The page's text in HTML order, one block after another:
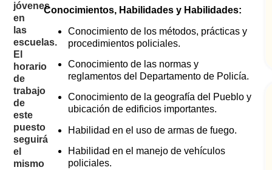
jóvenes
en
las
escuelas.
El
horario
de
trabajo
de
este
puesto
seguirá
el
mismo
Conocimientos, Habilidades y Habilidades:
Conocimiento de los métodos, prácticas y
procedimientos policiales.
Conocimiento de las normas y
reglamentos del Departamento de Policía.
Conocimiento de la geografía del Pueblo y
ubicación de edificios importantes.
Habilidad en el uso de armas de fuego.
Habilidad en el manejo de vehículos
policiales.